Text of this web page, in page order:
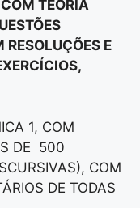
TEORIA
RESOLUÇÕES E
1, COM
DE 500
COM
DE TODAS